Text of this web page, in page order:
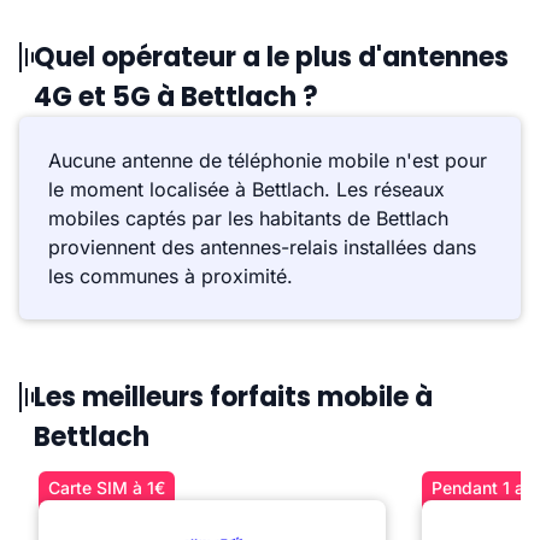
Quel opérateur a le plus d'antennes
4G et 5G à Bettlach ?
Aucune antenne de téléphonie mobile n'est pour
le moment localisée à Bettlach. Les réseaux
mobiles captés par les habitants de Bettlach
proviennent des antennes-relais installées dans
les communes à proximité.
Les meilleurs forfaits mobile à
Bettlach
Carte SIM à 1€ Pendant 1